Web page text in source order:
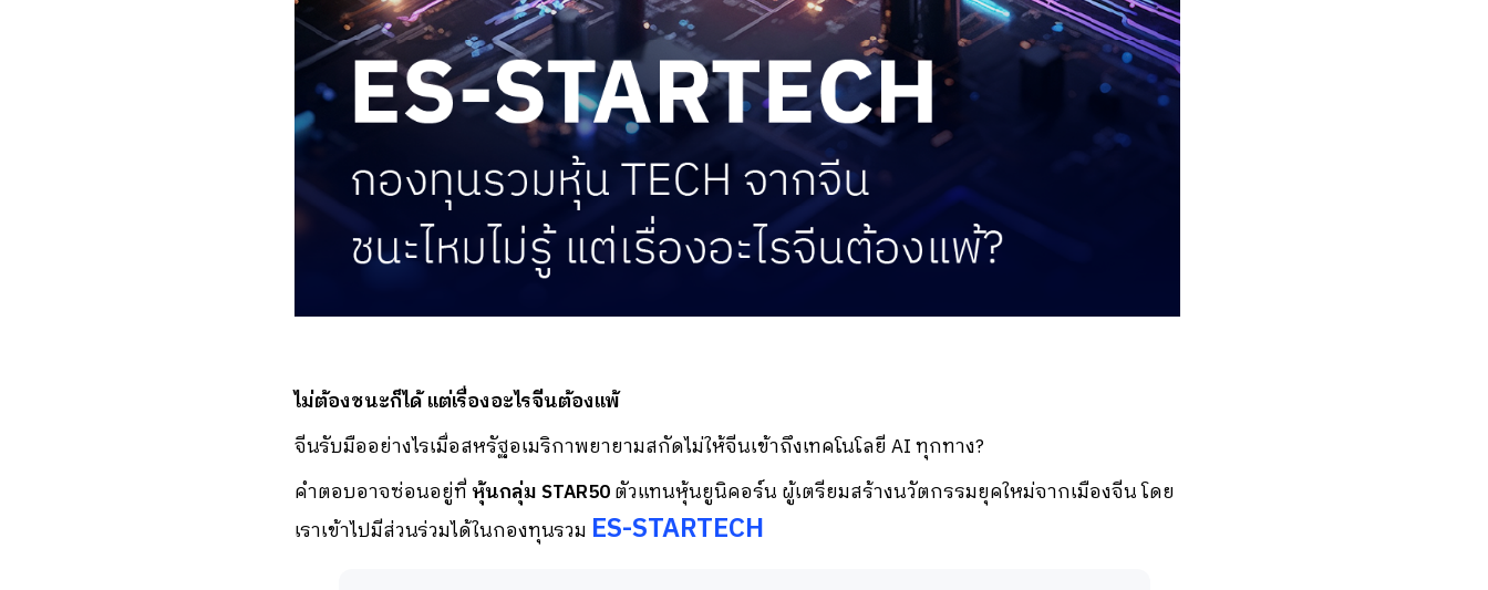
ไม่ต้องชนะก็ได้ แต่เรื่องอะไรจีนต้องแพ้
จีนรับมืออย่างไรเมื่อสหรัฐอเมริกาพยายามสกัดไม่ให้จีนเข้าถึงเทคโนโลยี AI ทุกทาง?
คำตอบอาจซ่อนอยู่ที่หุ้นกลุ่ม STAR50ตัวแทนหุ้นยูนิคอร์น ผู้เตรียมสร้างนวัตกรรมยุคใหม่จากเมืองจีน โดย
เราเข้าไปมีส่วนร่วมได้ในกองทุนรวม ES-STARTECH